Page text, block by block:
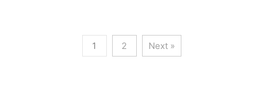
1 2 Next »